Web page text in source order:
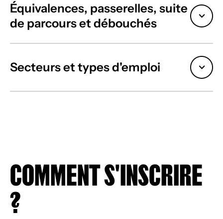
Équivalences, passerelles, suite
de parcours et débouchés
Secteurs et types d'emploi
COMMENT S'INSCRIRE
?